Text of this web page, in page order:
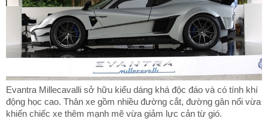
Evantra Millecavalli sở hữu kiểu dáng khá độc đáo và có tính khí
động học cao. Thân xe gồm nhiều đường cắt, đường gân nổi vừa
khiến chiếc xe thêm mạnh mẽ vừa giảm lực cản từ gió.